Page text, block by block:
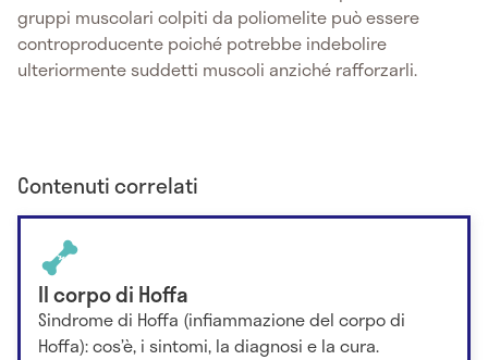
gruppi muscolari colpiti da poliomelite può essere
controproducente poiché potrebbe indebolire
ulteriormente suddetti muscoli anziché rafforzarli.
Contenuti correlati
Il corpo di Hoffa
Sindrome di Hoffa (infiammazione del corpo di
Hoffa): cos’è, i sintomi, la diagnosi e la cura.